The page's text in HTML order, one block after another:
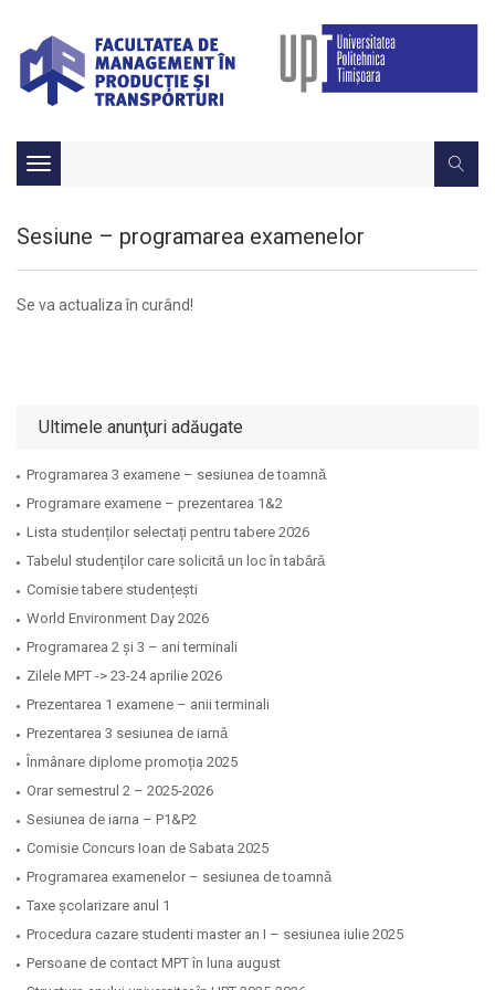
Toggle
navigation
Sesiune – programarea examenelor
Se va actualiza în curând!
Ultimele anunţuri adăugate
Programarea 3 examene – sesiunea de toamnǎ
Programare examene – prezentarea 1&2
Lista studenților selectați pentru tabere 2026
Tabelul studenților care solicitǎ un loc în tabǎrǎ
Comisie tabere studențești
World Environment Day 2026
Programarea 2 și 3 – ani terminali
Zilele MPT -> 23-24 aprilie 2026
Prezentarea 1 examene – anii terminali
Prezentarea 3 sesiunea de iarnǎ
Înmânare diplome promoția 2025
Orar semestrul 2 – 2025-2026
Sesiunea de iarna – P1&P2
Comisie Concurs Ioan de Sabata 2025
Programarea examenelor – sesiunea de toamnǎ
Taxe școlarizare anul 1
Procedura cazare studenti master an I – sesiunea iulie 2025
Persoane de contact MPT în luna august